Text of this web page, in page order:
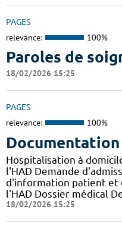
PAGES
relevance: 100%
Paroles de
18/02/2026 15:25
PAGES
relevance: 100%
Hospitalisation à
l'HAD Demande
d'information patient et
l'HAD Dossier médical
18/02/2026 15:25